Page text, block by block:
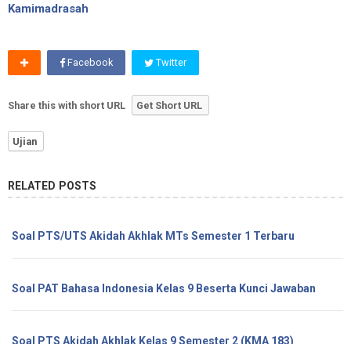
Kamimadrasah
Facebook Twitter
Share this with short URL Get Short URL
Ujian
RELATED POSTS
Soal PTS/UTS Akidah Akhlak MTs Semester 1 Terbaru
Soal PAT Bahasa Indonesia Kelas 9 Beserta Kunci Jawaban
Soal PTS Akidah Akhlak Kelas 9 Semester 2 (KMA 183)